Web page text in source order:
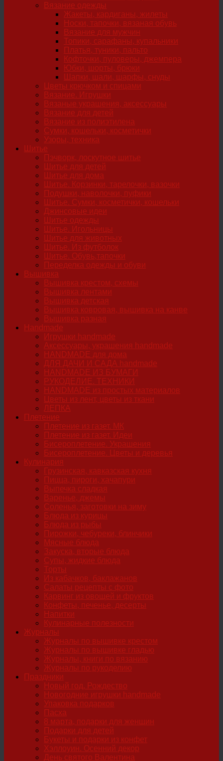
Вязание одежды
Жакеты, кардиганы, жилеты
Носки, тапочки, вязаная обувь
Вязание для мужчин
Топики, сарафаны, купальники
Платья, туники, пальто
Кофточки, пуловеры, джемпера
Юбки, шорты, брюки
Шапки, шали, шарфы, снуды
Цветы крючком и спицами
Вязание. Игрушки
Вязаные украшения, аксессуары
Вязание для детей
Вязание из полиэтилена
Сумки, кошельки, косметички
Узоры, техника
Шитье
Пэчворк, лоскутное шитье
Шитье для детей
Шитье для дома
Шитье. Корзинки, тарелочки, вазочки
Подушки, наволочки, пуфики
Шитье. Сумки, косметички, кошельки
Джинсовые идеи
Шитье одежды
Шитье. Игольницы
Шитье для животных
Шитье. Из футболок
Шитье. Обувь,тапочки
Переделка одежды и обуви
Вышивка
Вышивка крестом, схемы
Вышивка лентами
Вышивка детская
Вышивка ковровая, вышивка на канве
Вышивка разная
Handmade
Игрушки handmade
Аксессуары, украшения handmade
HANDMADE для дома
ДЛЯ ДАЧИ И САДА handmade
HANDMADE ИЗ БУМАГИ
РУКОДЕЛИЕ. ТЕХНИКИ
HANDMADE из простых материалов
Цветы из лент, цветы из ткани
ЛЕПКА
Плетение
Плетение из газет. МК
Плетение из газет. Идеи
Бисероплетение. Украшения
Бисероплетение. Цветы и деревья
Кулинария
Грузинская, кавказская кухня
Пицца, пироги, хачапури
Выпечка сладкая
Варенье, джемы
Соленья, заготовки на зиму
Блюда из курицы
Блюда из рыбы
Пирожки, чебуреки, блинчики
Мясные блюда
Закуска, вторые блюда
Супы, жидкие блюда
Торты
Из кабачков, баклажанов
Салаты рецепты с фото
Карвинг из овощей и фруктов
Конфеты, печенье, десерты
Напитки
Кулинарные полезности
Журналы
Журналы по вышивке крестом
Журналы по вышивке гладью
Журналы, книги по вязанию
Журналы по рукоделию
Праздники
Новый год, Рождество
Новогодние игрушки handmade
Упаковка подарков
Пасха
8 марта, подарки для женщин
Подарки для детей
Букеты и подарки из конфет
Хэллоуин. Осенний декор
День святого Валентина